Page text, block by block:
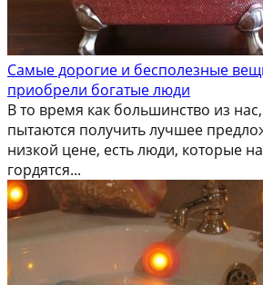
Самые дорогие и бесполезные
приобрели богатые люди
В то время как большинство из
пытаются получить лучшее
низкой цене, есть люди, которые
гордятся...